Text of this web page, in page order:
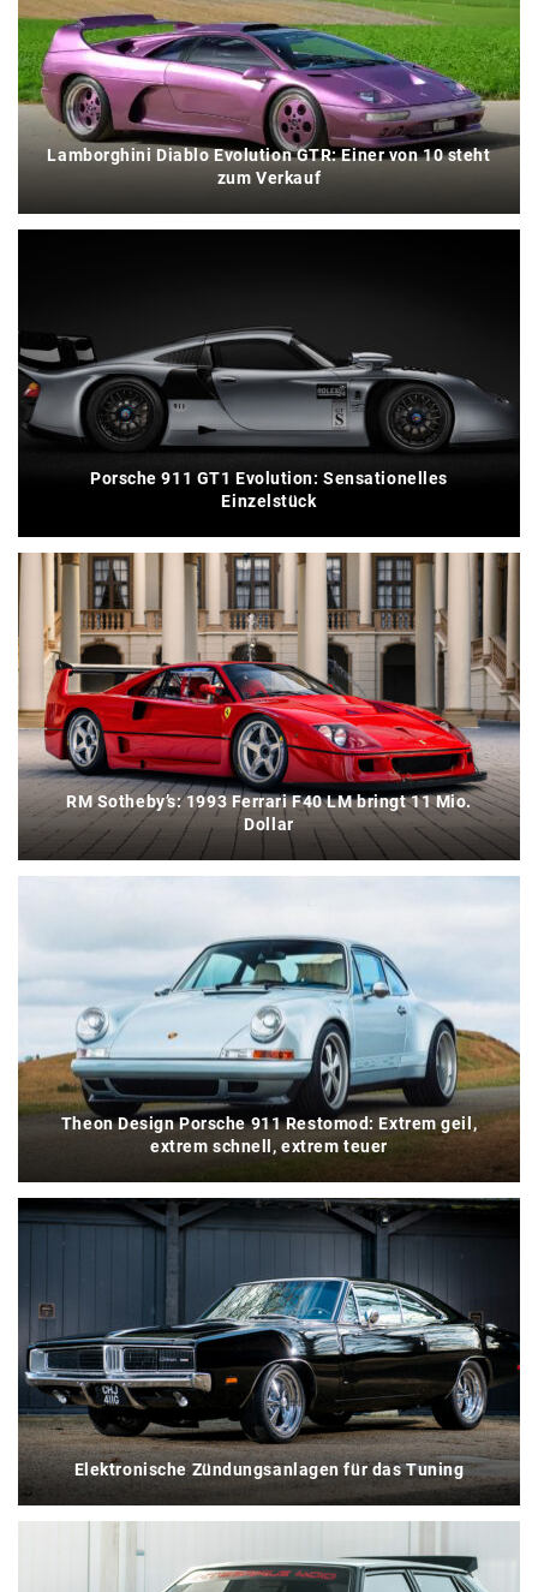
Lamborghini Diablo Evolution GTR: Einer von 10 steht
zum Verkauf
Porsche 911 GT1 Evolution: Sensationelles
Einzelstück
RM Sotheby’s: 1993 Ferrari F40 LM bringt 11 Mio.
Dollar
Theon Design Porsche 911 Restomod: Extrem geil,
extrem schnell, extrem teuer
Elektronische Zündungsanlagen für das Tuning